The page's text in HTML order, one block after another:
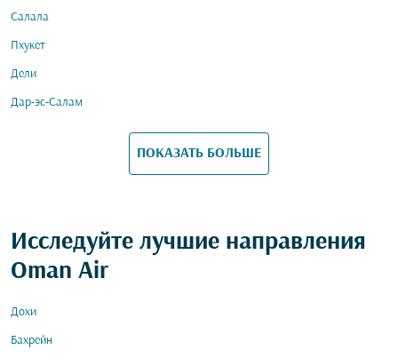
Салала
Пхукет
Дели
Дар-эс-Салам
ПОКАЗАТЬ БОЛЬШЕ
Исследуйте лучшие направления
Oman Air
Дохи
Бахрейн